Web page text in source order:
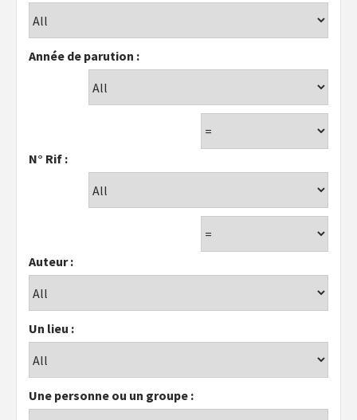
Année de parution :
N° Rif :
Auteur :
Un lieu :
Une personne ou un groupe :